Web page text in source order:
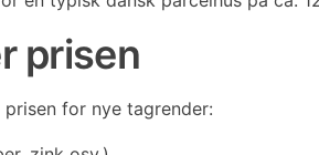
prisen
for nye tagrender: